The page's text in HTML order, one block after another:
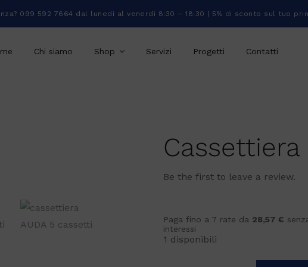
099 592 7664 dal lunedì al venerdì 8:30 – 18:30 | 5% di sconto sul tuo
Chi siamo Shop Servizi Progetti Contatti
Be the first to leave a review.
Paga fino a 7 rate da 28,57 €
interessi
1 disponibili